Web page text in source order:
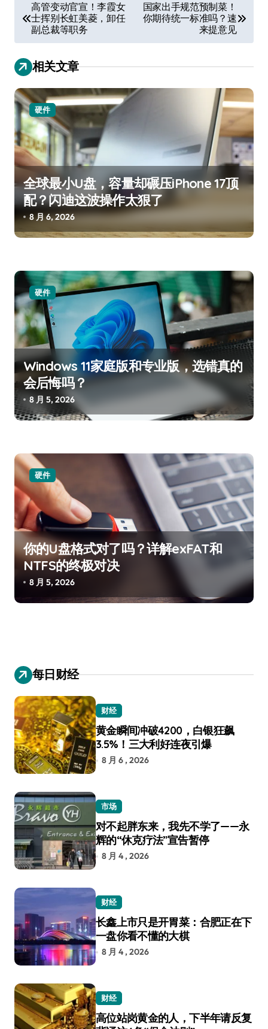
章
导
航
高管变动官宣！李霞女
士挥别长虹美菱，卸任
副总裁等职务
国家出手规范预制菜！
你期待统一标准吗？速
来提意见
相关文章
硬件
全球最小U盘，容量却碾压iPhone 17顶
配？闪迪这波操作太狠了
8 月 6, 2026
硬件
Windows 11家庭版和专业版，选错真的
会后悔吗？
8 月 5, 2026
硬件
你的U盘格式对了吗？详解exFAT和
NTFS的终极对决
8 月 5, 2026
每日财经
财经
黄金瞬间冲破4200，白银狂飙
3.5%！三大利好连夜引爆
8 月 6 , 2026
市场
对不起胖东来，我先不学了——永
辉的“休克疗法”宣告暂停
8 月 4 , 2026
财经
长鑫上市只是开胃菜：合肥正在下
一盘你看不懂的大棋
8 月 4 , 2026
财经
高位站岗黄金的人，下半年请反复